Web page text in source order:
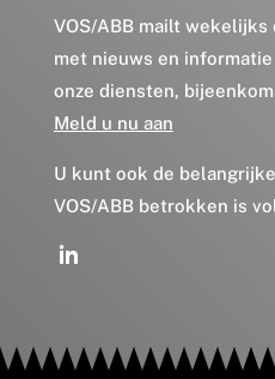
VOS/ABB mailt
met nieuws en
onze diensten,
Meld u nu aan
U kunt ook de
VOS/ABB betrokken is